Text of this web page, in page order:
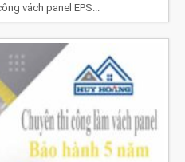
vách panel EPS...